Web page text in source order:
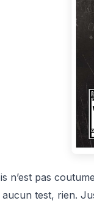
n’est pas
test, rien.